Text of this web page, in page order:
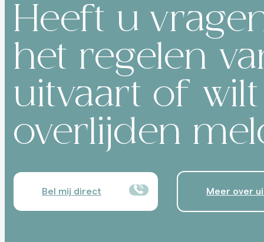
Heeft u
het regelen
uitvaart of
overlijden
Bel mij direct Meer over